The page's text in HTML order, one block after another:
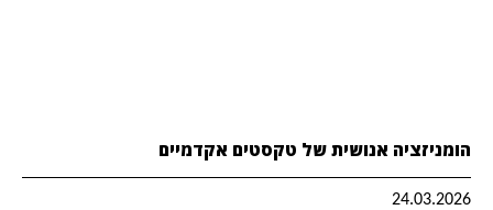
הומניזציה אנושית של טקסטים אקדמיים
24.03.2026